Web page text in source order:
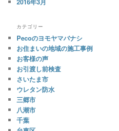
2016年3月
カテゴリー
Pecoのヨモヤマバナシ
お住まいの地域の施工事例
お客様の声
お引渡し前検査
さいたま市
ウレタン防水
三郷市
八潮市
千葉